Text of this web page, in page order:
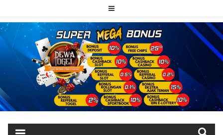
content
PAITO TOTO
DEWATOGEL
Portal berita dewatogel update setiap hari